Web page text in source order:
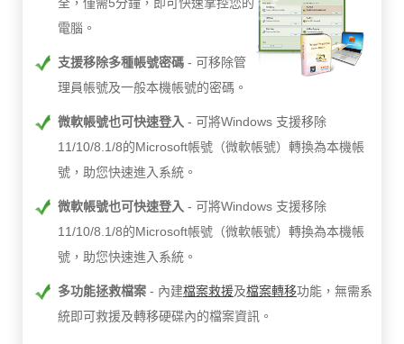
電腦。
支援移除多種帳號密碼
可移除管
理員帳號及一般本機帳號的密碼。
微軟帳號也可快速登入
可將Windows 支援移除
11/10/8.1/8的Microsoft帳號（微軟帳號）轉換為本機帳
號，助您快速進入系統。
微軟帳號也可快速登入
可將Windows 支援移除
11/10/8.1/8的Microsoft帳號（微軟帳號）轉換為本機帳
號，助您快速進入系統。
多功能拯救檔案 內建檔案救援及檔案轉移功能，無需系
統即可救援及轉移硬碟內的檔案資訊。